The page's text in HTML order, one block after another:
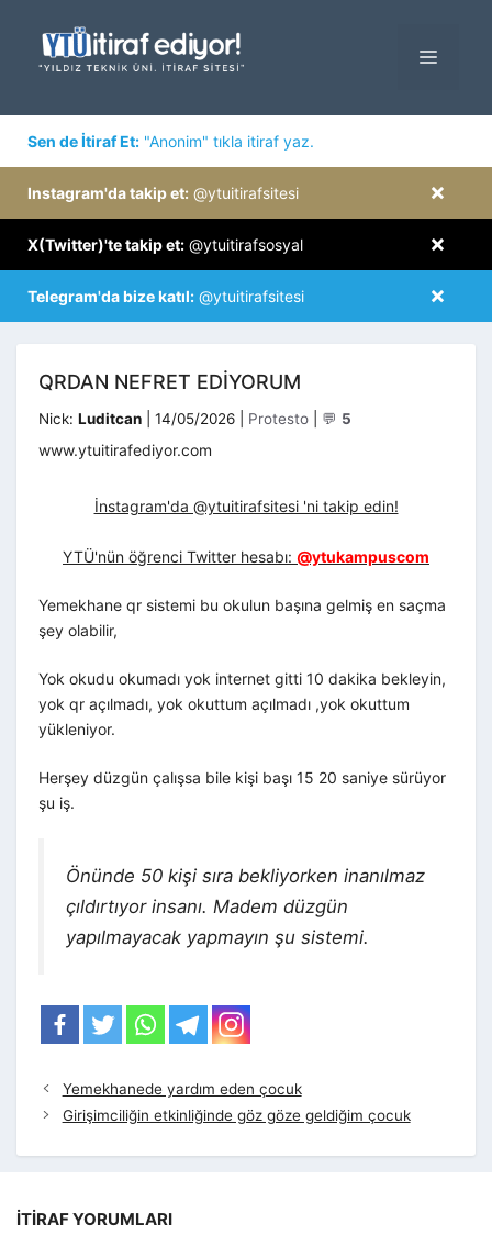
MENÜ
Sen de İtiraf Et: "Anonim" tıkla itiraf yaz.
×
Instagram'da takip et: @ytuitirafsitesi
×
X(Twitter)'te takip et: @ytuitirafsosyal
×
Telegram'da bize katıl: @ytuitirafsitesi
QRDAN NEFRET EDIYORUM
Nick: Luditcan 14/05/2026 Kategoriler
Protesto 💬 5
www.ytuitirafediyor.com
İnstagram'da @ytuitirafsitesi 'ni takip edin!
YTÜ'nün öğrenci Twitter hesabı: @ytukampuscom
Yemekhane qr sistemi bu okulun başına gelmiş en saçma
şey olabilir,
Yok okudu okumadı yok internet gitti 10 dakika bekleyin,
yok qr açılmadı, yok okuttum açılmadı ,yok okuttum
yükleniyor.
Herşey düzgün çalışsa bile kişi başı 15 20 saniye sürüyor
şu iş.
Önünde 50 kişi sıra bekliyorken inanılmaz
çıldırtıyor insanı. Madem düzgün
yapılmayacak yapmayın şu sistemi.
Yemekhanede yardım eden çocuk
Girişimciliğin etkinliğinde göz göze geldiğim çocuk
İTIRAF YORUMLARI